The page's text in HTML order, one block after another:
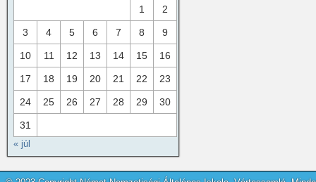
1 2
3 4 5 6 7 8 9
10 11 12 13 14 15 16
17 18 19 20 21 22 23
24 25 26 27 28 29 30
31
« júl